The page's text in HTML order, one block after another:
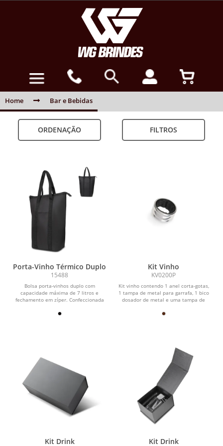
Home Bar e Bebidas
ORDENAÇÃO FILTROS
Porta-Vinho Térmico Duplo
15488
Bolsa porta-vinhos duplo com
capacidade máxima de 7 litros e
fechamento em zíper. Confeccionada
Kit Vinho
KV0200P
Kit vinho contendo 1 anel corta-gotas,
1 tampa de metal para garrafa, 1 bico
dosador de metal e uma tampa de
Kit Drink Kit Drink